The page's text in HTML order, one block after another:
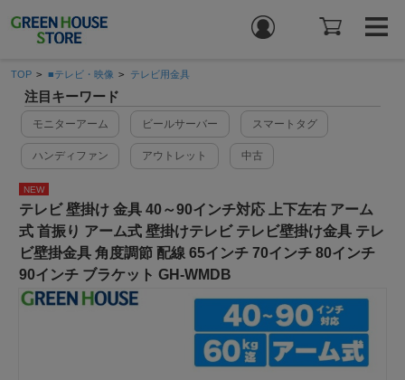
TOP > ■テレビ・映像 > テレビ用金具
注目キーワード
モニターアーム ビールサーバー スマートタグ
ハンディファン アウトレット 中古
NEW
テレビ 壁掛け 金具 40～90インチ対応 上下左右 アーム
式 首振り アーム式 壁掛けテレビ テレビ壁掛け金具 テレ
ビ壁掛金具 角度調節 配線 65インチ 70インチ 80インチ
90インチ ブラケット GH-WMDB